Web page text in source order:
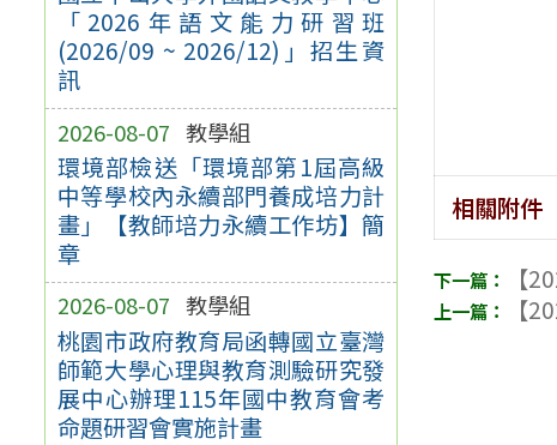
「2026年語文能力研習班
(2026/09 ~ 2026/12)」招生資
訊
2026-08-07 教學組
環境部檢送「環境部第1屆高級
中等學校內永續部門養成培力計
畫」【教師培力永續工作坊】簡
章
2026-08-07 教學組
桃園市政府教育局函轉國立臺灣
師範大學心理與教育測驗研究發
展中心辦理115年國中教育會考
命題研習會實施計畫
相關附件
【
【